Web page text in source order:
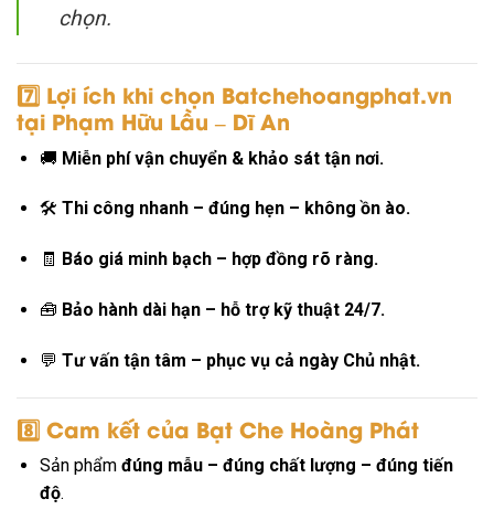
chọn.
7️⃣ Lợi ích khi chọn Batchehoangphat.vn
tại Phạm Hữu Lầu – Dĩ An
🚚 Miễn phí vận chuyển & khảo sát tận nơi.
🛠 Thi công nhanh – đúng hẹn – không ồn ào.
🧾 Báo giá minh bạch – hợp đồng rõ ràng.
🧰 Bảo hành dài hạn – hỗ trợ kỹ thuật 24/7.
💬 Tư vấn tận tâm – phục vụ cả ngày Chủ nhật.
8️⃣ Cam kết của Bạt Che Hoàng Phát
Sản phẩm đúng mẫu – đúng chất lượng – đúng tiến
độ.